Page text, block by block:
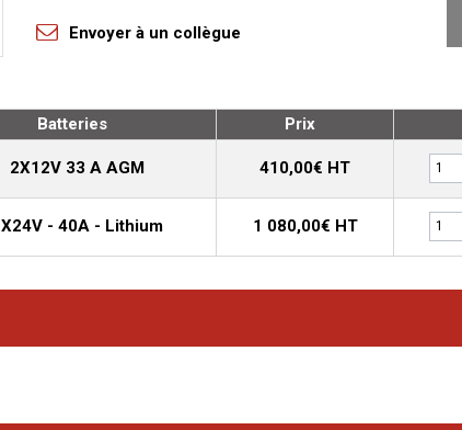
Envoyer à un collègue
Batteries Prix
2X12V 33 A AGM 410,00€ HT
- 40A - Lithium 1 080,00€ HT